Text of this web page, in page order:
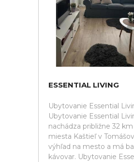
ESSENTIAL LIVING
Ubytovanie Essential
Ubytovanie Essential
nachádza približne 32
miesta Kaštieľ v
výhľad na mesto a má
kávovar. Ubytovanie